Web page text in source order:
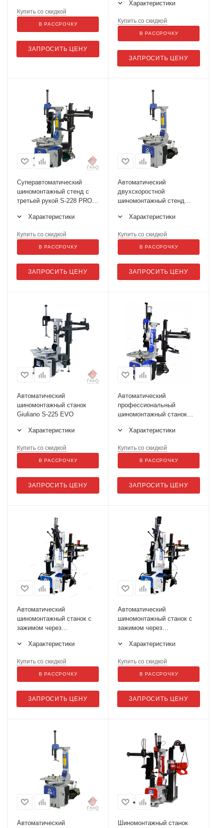
ЗАПРОСИТЬ ЦЕНУ
Купить со скидкой
В РАССРОЧКУ
Характеристики
ЗАПРОСИТЬ ЦЕНУ
Купить со скидкой
В РАССРОЧКУ
Суперавтоматический
шиномонтажный стенд с
третьей рукой S-228 PRO
Характеристики
ЗАПРОСИТЬ ЦЕНУ
Купить со скидкой
В РАССРОЧКУ
Автоматический
двухскоростной
шиномонтажный стенд
Характеристики
ЗАПРОСИТЬ ЦЕНУ
Купить со скидкой
В РАССРОЧКУ
Автоматический
шиномонтажный станок
Giuliano S-225 EVO
Характеристики
ЗАПРОСИТЬ ЦЕНУ
Купить со скидкой
В РАССРОЧКУ
Автоматический
профессиональный
шиномонтажный станок
Характеристики
ЗАПРОСИТЬ ЦЕНУ
Купить со скидкой
В РАССРОЧКУ
Автоматический
шиномонтажный станок c
зажимом через
Giuliano S119 Pro CP
Характеристики
ЗАПРОСИТЬ ЦЕНУ
Купить со скидкой
В РАССРОЧКУ
Автоматический
шиномонтажный станок c
зажимом через
Giuliano S119 Pro CP L-N-L
Характеристики
ЗАПРОСИТЬ ЦЕНУ
Купить со скидкой
В РАССРОЧКУ
Автоматический
Шиномонтажный станок